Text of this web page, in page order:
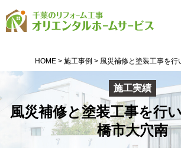
HOME > 施工事例 > 風災補修と塗装工事を
施工実績
風災補修と塗装工事を行
橋市大穴南